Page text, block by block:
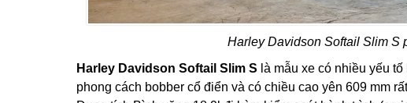
Harley Davidson Softail Slim S
Harley Davidson Softail Slim S là mẫu xe có nhiều yếu
phong cách bobber cổ điển và có chiều cao yên 609 mm